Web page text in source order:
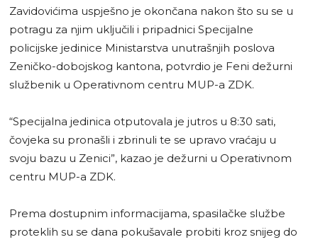
Zavidovićima uspješno je okončana nakon što su se u
potragu za njim uključili i pripadnici Specijalne
policijske jedinice Ministarstva unutrašnjih poslova
Zeničko-dobojskog kantona, potvrdio je Feni dežurni
službenik u Operativnom centru MUP-a ZDK.
“Specijalna jedinica otputovala je jutros u 8:30 sati,
čovjeka su pronašli i zbrinuli te se upravo vraćaju u
svoju bazu u Zenici”, kazao je dežurni u Operativnom
centru MUP-a ZDK.
Prema dostupnim informacijama, spasilačke službe
proteklih su se dana pokušavale probiti kroz snijeg do